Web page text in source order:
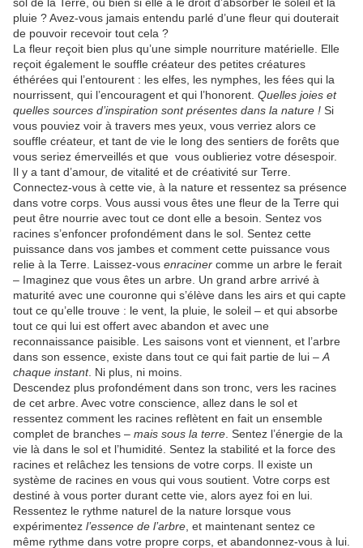
pluie ? Avez-vous jamais entendu parlé d’une fleur qui douterait
de pouvoir recevoir tout cela ?
La fleur reçoit bien plus qu’une simple nourriture matérielle. Elle
reçoit également le souffle créateur des petites créatures
éthérées qui l’entourent : les elfes, les nymphes, les fées qui la
nourrissent, qui l’encouragent et qui l’honorent. Quelles joies et
quelles sources d’inspiration sont présentes dans la nature ! Si
vous pouviez voir à travers mes yeux, vous verriez alors ce
souffle créateur, et tant de vie le long des sentiers de forêts que
vous seriez émerveillés et que vous oublieriez votre désespoir.
Il y a tant d’amour, de vitalité et de créativité sur Terre.
Connectez-vous à cette vie, à la nature et ressentez sa présence
dans votre corps. Vous aussi vous êtes une fleur de la Terre qui
peut être nourrie avec tout ce dont elle a besoin. Sentez vos
racines s’enfoncer profondément dans le sol. Sentez cette
puissance dans vos jambes et comment cette puissance vous
relie à la Terre. Laissez-vous enraciner comme un arbre le ferait
– Imaginez que vous êtes un arbre. Un grand arbre arrivé à
maturité avec une couronne qui s’élève dans les airs et qui capte
tout ce qu’elle trouve : le vent, la pluie, le soleil – et qui absorbe
tout ce qui lui est offert avec abandon et avec une
reconnaissance paisible. Les saisons vont et viennent, et l’arbre
dans son essence, existe dans tout ce qui fait partie de lui – A
chaque instant. Ni plus, ni moins.
Descendez plus profondément dans son tronc, vers les racines
de cet arbre. Avec votre conscience, allez dans le sol et
ressentez comment les racines reflètent en fait un ensemble
complet de branches – mais sous la terre . Sentez l’énergie de la
vie là dans le sol et l’humidité. Sentez la stabilité et la force des
racines et relâchez les tensions de votre corps. Il existe un
système de racines en vous qui vous soutient. Votre corps est
destiné à vous porter durant cette vie, alors ayez foi en lui.
Ressentez le rythme naturel de la nature lorsque vous
expérimentez l’essence de l’arbre , et maintenant sentez ce
même rythme dans votre propre corps, et abandonnez-vous à lui.